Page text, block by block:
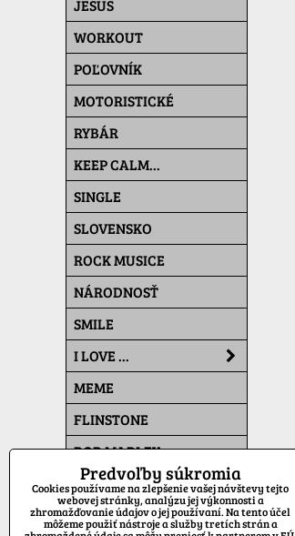
JESUS
WORKOUT
POĽOVNÍK
MOTORISTICKÉ
RYBÁR
KEEP CALM...
SINGLE
SLOVENSKO
ROCK MUSICE
NÁRODNOSŤ
SMILE
I LOVE ...
MEME
FLINSTONE
BOB MARLEY
THE SIMPSONS
PAT A MAT
Predvoľby súkromia
Cookies používame na zlepšenie vašej návštevy tejto
webovej stránky, analýzu jej výkonnosti a
zhromažďovanie údajov o jej používaní. Na tento účel
môžeme použiť nástroje a služby tretích strán a